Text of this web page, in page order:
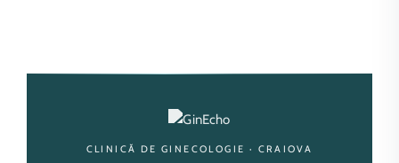
CLINICĂ DE GINECOLOGIE · CRAIOVA